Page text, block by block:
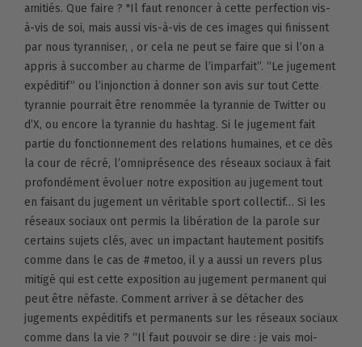
amitiés. Que faire ? "Il faut renoncer à cette perfection vis-
à-vis de soi, mais aussi vis-à-vis de ces images qui finissent
par nous tyranniser, , or cela ne peut se faire que si l’on a
appris à succomber au charme de l’imparfait”. “Le jugement
expéditif” ou l’injonction à donner son avis sur tout Cette
tyrannie pourrait être renommée la tyrannie de Twitter ou
d’X, ou encore la tyrannie du hashtag. Si le jugement fait
partie du fonctionnement des relations humaines, et ce dès
la cour de récré, l’omniprésence des réseaux sociaux à fait
profondément évoluer notre exposition au jugement tout
en faisant du jugement un véritable sport collectif… Si les
réseaux sociaux ont permis la libération de la parole sur
certains sujets clés, avec un impactant hautement positifs
comme dans le cas de #metoo, il y a aussi un revers plus
mitigé qui est cette exposition au jugement permanent qui
peut être néfaste. Comment arriver à se détacher des
jugements expéditifs et permanents sur les réseaux sociaux
comme dans la vie ? “Il faut pouvoir se dire : je vais moi-